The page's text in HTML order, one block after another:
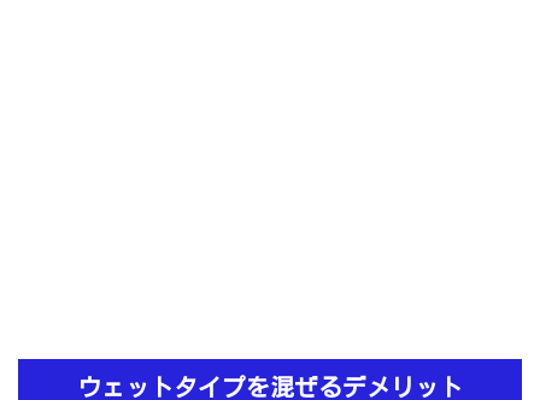
ウェットタイプを混ぜるデメリット